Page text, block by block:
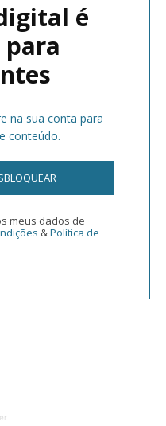
é
para
na sua conta para
conteúdo.
meus dados de
&Política de